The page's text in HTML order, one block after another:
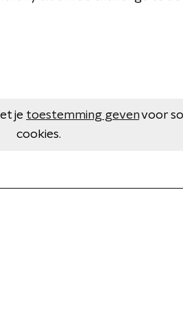
je toestemming gevenvoor
cookies.